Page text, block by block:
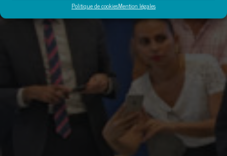
Politique de cookiesMention légales